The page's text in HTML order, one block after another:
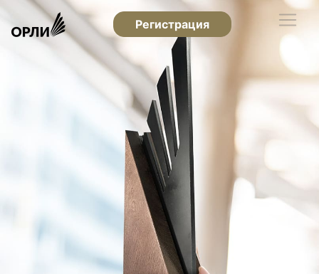
Регистрация